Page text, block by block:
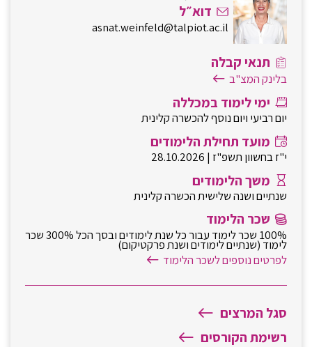
דוא״ל
asnat.weinfeld@talpiot.ac.il
תנאי קבלה
בלינק המצ"ב
ימי לימוד במכללה
יום רביעי ויום נוסף להכשרה קלינית
מועד תחילת הלימודים
י"ז בחשוון תשפ"ז | 28.10.2026
משך הלימודים
שנתיים ושנה שלישית הכשרה קלינית
שכר הלימוד
100% שכר לימוד עבור כל שנת לימודים ובסך הכל 300% שכר
לימוד (שנתיים לימודים ושנת פרקטיקום)
לפרטים נוספים לשכר הלימוד
סגל המרצים
רשימת הקורסים